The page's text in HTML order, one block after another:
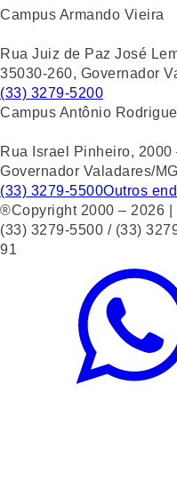
Campus Armando Vieira
Rua Juiz de Paz José
35030-260, Governador
(33) 3279-5200
Campus Antônio
Rua Israel Pinheiro,
Governador Valadares/MG
(33) 3279-5500Outros
®Copyright 2000 – 2026
(33) 3279-5500 / (33)
91